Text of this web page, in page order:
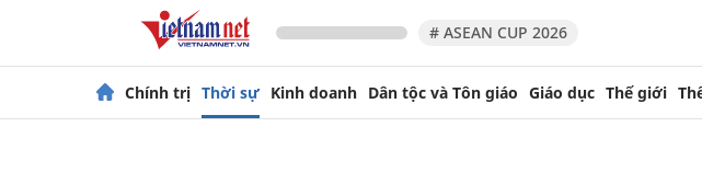
# ASEAN CUP 2026
Chính trị Thời sự Kinh doanh Dân tộc và Tôn giáo Giáo dục Thế giới